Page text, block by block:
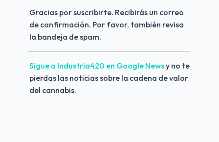
Gracias por suscribirte. Recibirás un correo
de confirmación. Por favor, también revisa
la bandeja de spam.
Sigue a Industria420 en Google News y no te
pierdas las noticias sobre la cadena de valor
del cannabis.